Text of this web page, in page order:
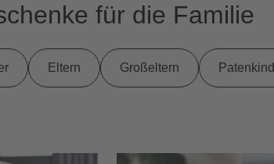
für die Familie
Eltern Großeltern Patenkind